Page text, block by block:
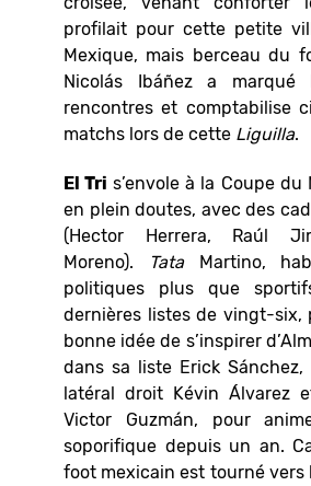
profilait pour cette petite
Mexique, mais berceau du
Nicolás Ibáñez a
rencontres et comptabilise
matchs lors de cette Liguilla.
El Tri s’envole à la Coupe du
en plein doutes, avec des
(Hector Herrera, Raúl
Moreno).
TataMartino,
politiques plus que
dernières listes de vingt-six,
bonne idée de s’inspirer
dans sa liste Erick Sánchez,
latéral droit Kévin Álvarez
Victor Guzmán, pour
soporifique depuis un an.
foot mexicain est tourné vers